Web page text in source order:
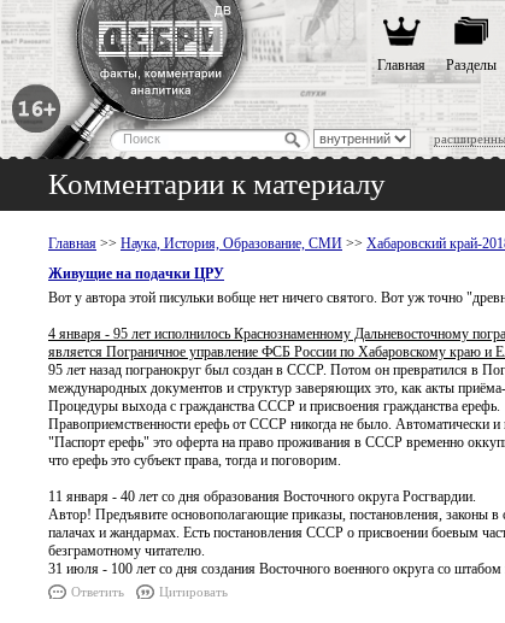
Главная Разделы
Комментарии к материалу
Главная >> Наука, История, Образование, СМИ >> Хабаровский край-
Живущие на подачки ЦРУ
Вот у автора этой писульки вобще нет ничего святого. Вот уж точно
4 января - 95 лет исполнилось Краснознаменному Дальневосточному
является Пограничное управление ФСБ России по Хабаровскому краю и
95 лет назад погранокруг был создан в СССР. Потом он превратился в
международных документов и структур заверяющих это, как акты
Процедуры выхода с гражданства СССР и присвоения гражданства ерефь.
Правоприемственности ерефь от СССР никогда не было.
"Паспорт ерефь" это оферта на право проживания в СССР временно
что ерефь это субъект права, тогда и поговорим.
11 января - 40 лет со дня образования Восточного округа Росгвардии.
Автор! Предъявите основополагающие приказы, постановления, законы
палачах и жандармах. Есть постановления СССР о присвоении боевым
безграмотному читателю.
31 июля - 100 лет со дня создания Восточного военного округа со
Ответить Цитировать